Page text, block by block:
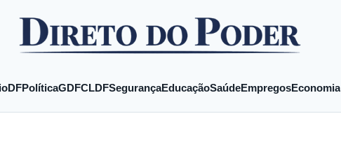
DFPolíticaGDFCLDFSegurançaEducaçãoSaúdeEmpregosEconomia